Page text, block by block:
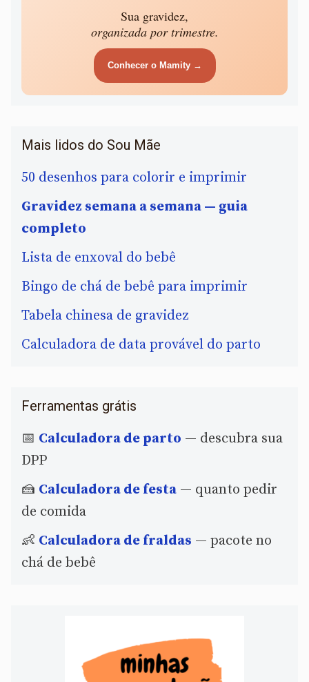
Sua gravidez,
organizada por trimestre.
Conhecer o Mamity →
Mais lidos do Sou Mãe
50 desenhos para colorir e imprimir
Gravidez semana a semana — guia
completo
Lista de enxoval do bebê
Bingo de chá de bebê para imprimir
Tabela chinesa de gravidez
Calculadora de data provável do parto
Ferramentas grátis
📅 Calculadora de parto — descubra sua
DPP
🍰 Calculadora de festa — quanto pedir
de comida
👶 Calculadora de fraldas — pacote no
chá de bebê